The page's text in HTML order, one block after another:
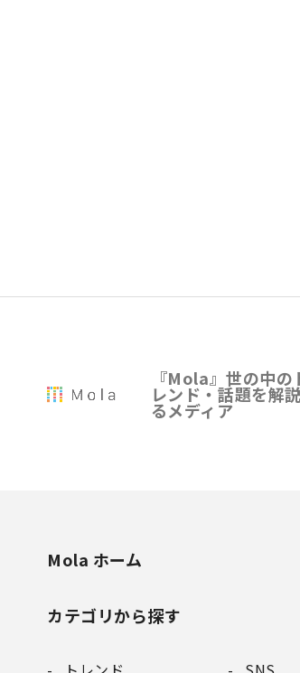
『Mola』世の中の
レンド・話題を解
るメディア
Mola ホーム
カテゴリから探す